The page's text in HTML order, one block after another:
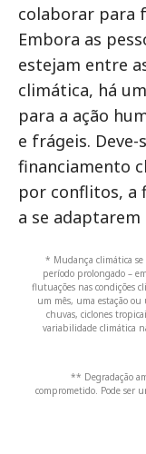
colaborar para
Embora as
estejam entre
climática, há
para a ação
e frágeis.
financiamento
por conflitos, a
a se
* Mudança climática
período prolongado –
flutuações nas condições
um mês, uma estação
chuvas, ciclones
variabilidade climática
** Degradação
comprometido. Pode ser